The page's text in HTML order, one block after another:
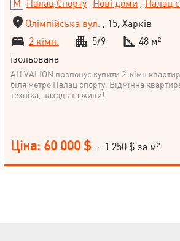
Палац Спорту Нові доми , Палац
Олімпійська вул. , 15, Харків
2 кімн.
5/9
48 м²
ізольована
АН VALION пропонує купити 2-кімн
біля метро Палац спорту. Відмінна
техніка, заходь та живи!
Ціна: 60 000 $ · 1 250 $ за м²